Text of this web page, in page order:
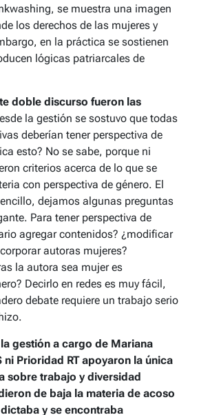
se muestra una imagen
los derechos de las mujeres y
en la práctica se sostienen
lógicas patriarcales de
doble discurso fueron las
la gestión se sostuvo que todas
deberían tener perspectiva de
esto? No se sabe, porque ni
criterios acerca de lo que se
con perspectiva de género. El
dejamos algunas preguntas
Para tener perspectiva de
agregar contenidos? ¿modificar
autoras mujeres?
la autora sea mujer es
Decirlo en redes es muy fácil,
debate requiere un trabajo serio
gestión a cargo de Mariana
ni Prioridad RT apoyaron la única
sobre trabajo y diversidad
de baja la materia de acoso
y se encontraba